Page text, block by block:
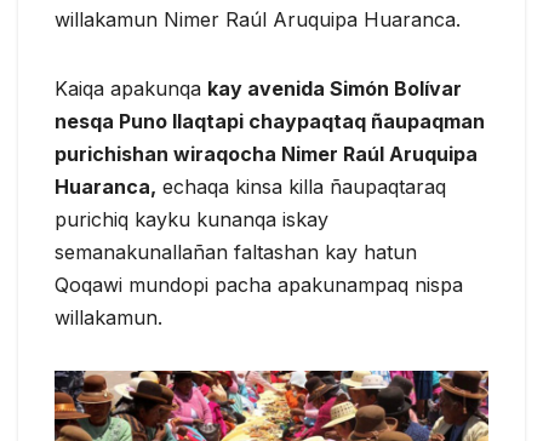
willakamun Nimer Raúl Aruquipa Huaranca.
Kaiqa apakunqa kay avenida Simón Bolívar
nesqa Puno llaqtapi chaypaqtaq ñaupaqman
purichishan wiraqocha Nimer Raúl Aruquipa
Huaranca, echaqa kinsa killa ñaupaqtaraq
purichiq kayku kunanqa iskay
semanakunallañan faltashan kay hatun
Qoqawi mundopi pacha apakunampaq nispa
willakamun.